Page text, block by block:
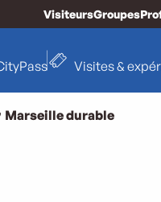
VisiteursGroupes
Visites &
Marseille durable